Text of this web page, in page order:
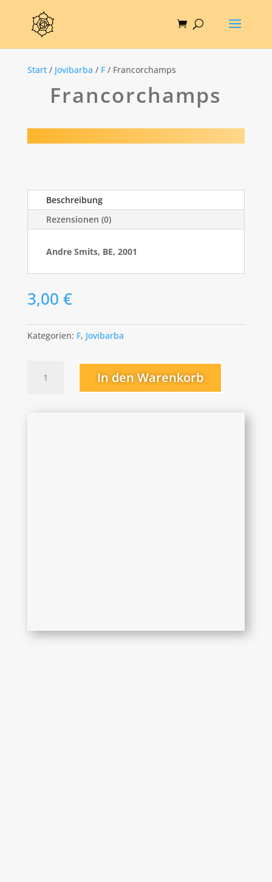
Start/ Jovibarba / F/ Francorchamps
Francorchamps
Beschreibung
Rezensionen (0)
Andre Smits, BE, 2001
3,00 €
Kategorien: F, Jovibarba
Francorchamps
Menge
In den Warenkorb